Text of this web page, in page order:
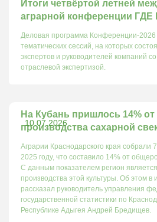
Итоги четвёртой летней
аграрной конференции
Деловая программа Конференции-2026
тематических сессий, на которых
экспертов и руководителей компаний
отраслевой экспертизой.
10.07.2026
На Кубань пришлось 14%
производства сахарной
Аграрии Краснодарского края собрали
2025 году, что составило 14% от
С данным показателем регион
производства этой культуры. Об этом
рассказал руководитель управления
государственной статистики по
Республике Адыгея Андрей Бредищев.